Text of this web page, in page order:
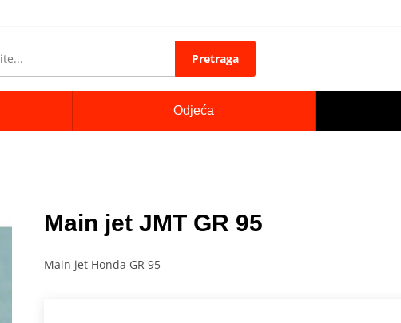
Pretraga
Odjeća
Main jet JMT GR 95
Main jet Honda GR 95